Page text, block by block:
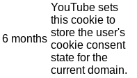
6 months
YouTube sets
this cookie to
store the user's
cookie consent
state for the
current domain.